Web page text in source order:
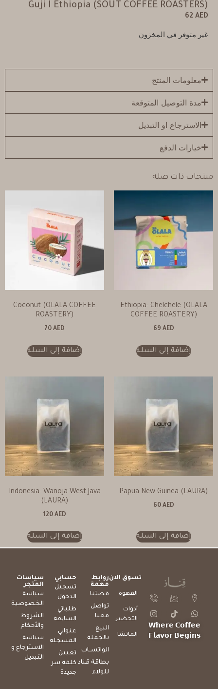
Guji I Ethiopia (SOUT COFFEE ROASTERS)
62 AED
غير متوفر في المخزون
معلومات المنتج
مدة التوصيل المتوقعة
الاسترجاع او التبديل
خيارات الدفع
منتجات ذات صلة
Ethiopia- Chelchele (OLALA
COFFEE ROASTERY)
69 AED
إضافة إلى السلة
Coconut (OLALA COFFEE
ROASTERY)
70 AED
إضافة إلى السلة
Papua New Guinea (LAURA)
60 AED
إضافة إلى السلة
Indonesia- Wanoja West Java
(LAURA)
120 AED
إضافة إلى السلة
𝗪𝗵𝗲𝗿𝗲 𝗖𝗼𝗳𝗳𝗲𝗲
𝗙𝗹𝗮𝘃𝗼𝗿 𝗕𝗲𝗴𝗶𝗻𝘀
تسوق الآن
القهوة
أدوات
التحضير
الماتشا
روابط
مهمة
قصتنا
تواصل
معنا
البيع
بالجملة
الواتســاب
بطاقة قناد
للولاء
حسابي
تسجيل
الدخول
طلباتي
السابقة
عنواني
المسجلة
تعيين
كلمة سر
جديدة
سياسات
المتجر
سياسة
الخصوصية
الشروط
والأحكام
سياسة
الاسترجاع و
التبديل